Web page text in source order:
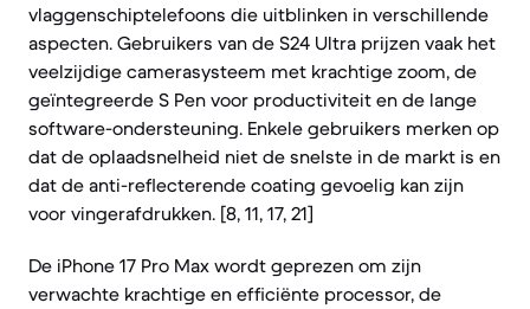
vlaggenschiptelefoons die uitblinken in verschillende
aspecten. Gebruikers van de S24 Ultra prijzen vaak het
veelzijdige camerasysteem met krachtige zoom, de
geïntegreerde S Pen voor productiviteit en de lange
software-ondersteuning. Enkele gebruikers merken op
dat de oplaadsnelheid niet de snelste in de markt is en
dat de anti-reflecterende coating gevoelig kan zijn
voor vingerafdrukken. [8, 11, 17, 21]
De iPhone 17 Pro Max wordt geprezen om zijn
verwachte krachtige en efficiënte processor, de